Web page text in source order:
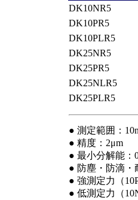
DK10NR5
DK10PR5
DK10PLR5
DK25NR5
DK25PR5
DK25NLR5
DK25PLR5
● 測定範囲：
● 精度：2μm
● 最小分解能：
● 防塵・防滴・
● 強測定力（
● 低測定力（